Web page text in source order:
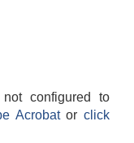
configured to
Acrobatorclick